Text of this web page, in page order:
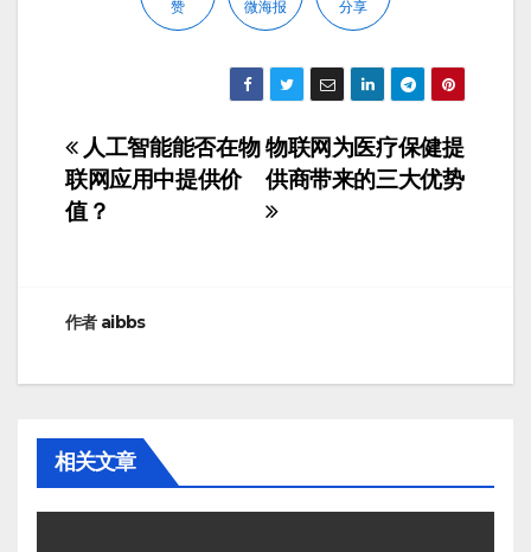
赞 微海报 分享
文
章
航
物联网为医疗保健提
供商带来的三大优势
人工智能能否在物
联网应用中提供价
值？
作者 aibbs
相关文章